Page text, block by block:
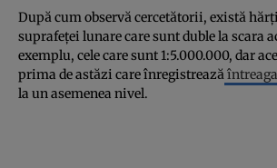
După cum observă cercetătorii, există
suprafeței lunare care sunt duble la scara
exemplu, cele care sunt 1:5.000.000, dar
prima de astăzi care înregistrează
la un asemenea nivel.